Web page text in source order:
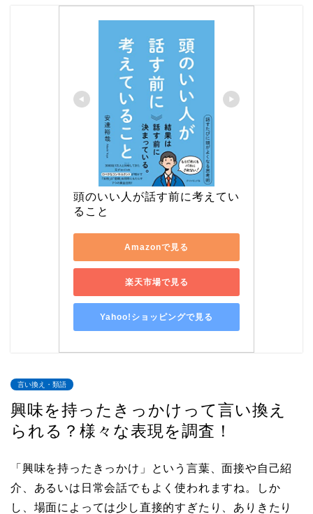
頭のいい人が話す前に考えてい
ること
Amazonで見る
楽天市場で見る
Yahoo!ショッピングで見る
言い換え・類語
興味を持ったきっかけって言い換え
られる？様々な表現を調査！
「興味を持ったきっかけ」という言葉、面接や自己紹
介、あるいは日常会話でもよく使われますね。しか
し、場面によっては少し直接的すぎたり、ありきたり